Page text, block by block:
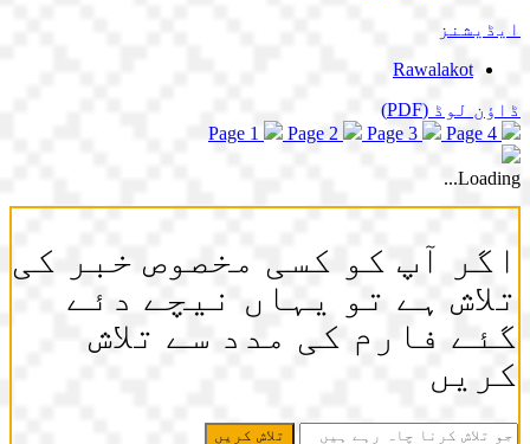
ایڈیشنز
Rawalakot
ڈاؤن لوڈ (PDF)
Page 1
Page 2 Page 3 Page 4
Loading...
اگر آپ کو کسی مخصوص خبر کی
تلاش ہے تو یہاں نیچے دئے
گئے فارم کی مدد سے تلاش
کریں